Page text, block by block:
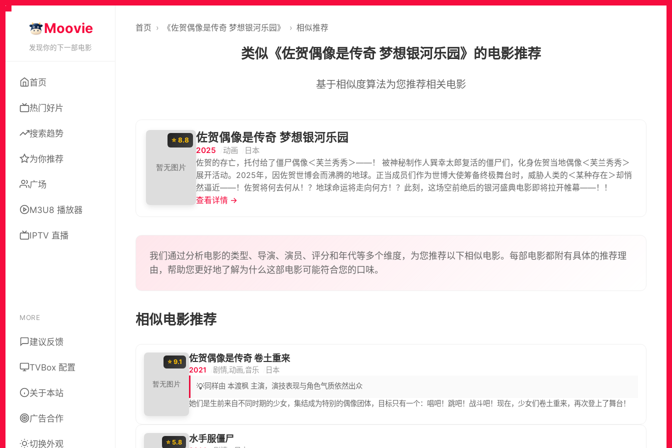
Moovie
发现你的下一部电影
首页
热门好片
搜索趋势
为你推荐
广场
M3U8 播放器
IPTV 直播
MORE
建议反馈
TVBox 配置
关于本站
广告合作
切换外观
首页 › 《佐贺偶像是传奇 梦想银河乐园》 › 相似推荐
类似《佐贺偶像是传奇 梦想银河乐园》的电影推荐
基于相似度算法为您推荐相关电影
⭐ 8.8 佐贺偶像是传奇 梦想银河乐园
2025 动画
日本
佐贺的存亡，托付给了僵尸偶像＜芙兰秀秀＞——！ 被神秘制作人巽幸太郎复活的僵尸们，化身佐贺当地偶像＜芙兰秀秀＞
展开活动。2025年，因佐贺世博会而沸腾的地球。正当成员们作为世博大使筹备终极舞台时，威胁人类的＜某种存在＞却悄
然逼近——！佐贺将何去何从！？地球命运将走向何方！？此刻，这场空前绝后的银河盛典电影即将拉开帷幕——！！
查看详情 →
我们通过分析电影的类型、导演、演员、评分和年代等多个维度，为您推荐以下相似电影。每部电影都附有具体的推荐理
由，帮助您更好地了解为什么这部电影可能符合您的口味。
相似电影推荐
⭐ 9.1 佐贺偶像是传奇 卷土重来
2021 剧情,动画,音乐 日本
💡同样由 本渡枫 主演，演技表现与角色气质依然出众
她们是生前来自不同时期的少女，集结成为特别的偶像团体，目标只有一个：唱吧！跳吧！战斗吧！现在，少女们卷土重来，再次登上了舞台！
⭐ 5.8 水手服僵尸